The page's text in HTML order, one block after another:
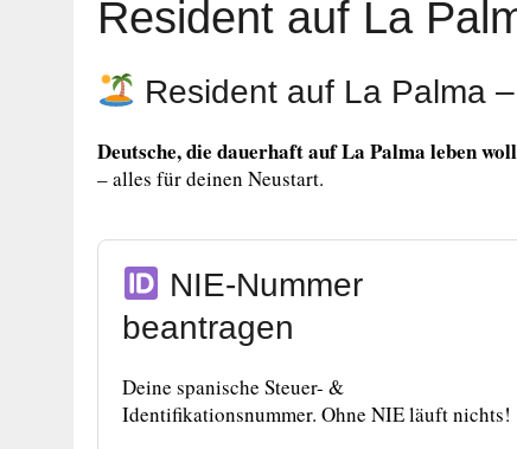
Resident auf La
Resident auf La Palma
Deutsche, die dauerhaft auf La Palma leben
– alles für deinen Neustart.
NIE-Nummer
beantragen
Deine spanische Steuer- &
Identifikationsnummer. Ohne NIE läuft nichts!